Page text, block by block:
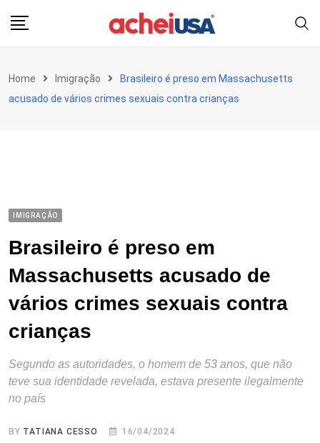
Home Imigração
Brasileiro é preso em Massachusetts
acusado de vários crimes sexuais contra crianças
IMIGRAÇÃO
Brasileiro é preso em
Massachusetts acusado de
vários crimes sexuais contra
crianças
Segundo as autoridades, o homem de 53 anos, que não
teve sua identidade revelada, estava presente ilegalmente
no país
BY TATIANA CESSO 16/04/2024